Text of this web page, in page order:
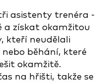
asistenty trenéra -
a získat okamžitou
kteří neudělali
běhání, které
okamžitě.
na hřišti, takže se